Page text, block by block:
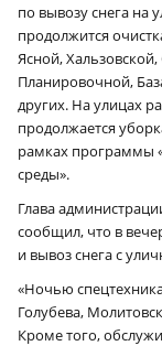
по вывозу снега на
продолжится
Ясной,
Планировочной,
других. На улицах
продолжается
рамках программы
среды».
Глава
сообщил, что в
и вывоз снега с
«Ночью
Голубева,
Кроме того,